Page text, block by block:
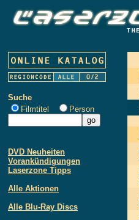
Suche
Filmtitel
Person
DVD Neuheiten
Vorankündigungen
Laserzone Tipps
Alle Aktionen
Alle Blu-Ray Discs